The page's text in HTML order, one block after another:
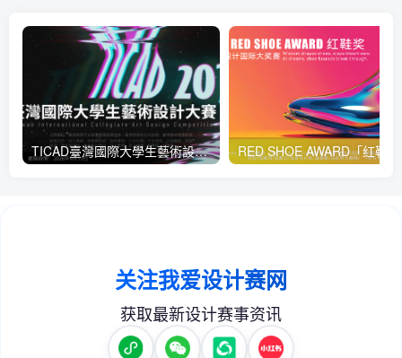
TICAD臺灣國際大學生藝術設計大賽